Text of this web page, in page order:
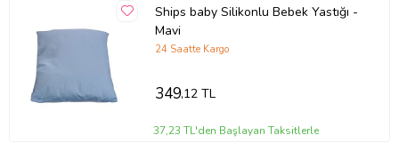
Ships baby Silikonlu Bebek Yastığı -
Mavi
24 Saatte Kargo
349,12 TL
37,23 TL'den Başlayan Taksitlerle